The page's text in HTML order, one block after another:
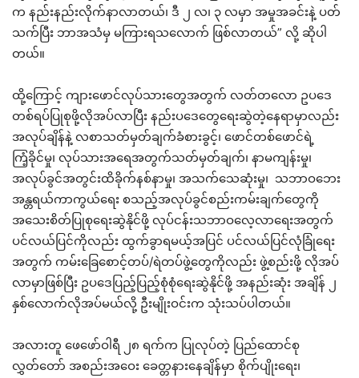
က နည်းနည်းလိုက်နာလာတယ်၊ ဒီ ၂ လ၊ ၃ လမှာ အမှုအခင်းနဲ့ ပတ်
သက်ပြီး ဘာအသံမှ မကြားရသလောက် ဖြစ်လာတယ်” လို့ ဆိုပါ
တယ်။
ထို့ကြောင့် ကျားဖောင်လုပ်သားတွေအတွက် လတ်တလော ဥပဒေ
တစ်ရပ်ပြုစုဖို့လိုအပ်လာပြီး နည်းပဒေတွေရေးဆွဲတဲ့နေရာမှာလည်း
အလုပ်ချိန်နဲ့ လစာသတ်မှတ်ချက်ခံစားခွင့်၊ ဖောင်တစ်ဖောင်ရဲ့
ကြံ့ခိုင်မှု၊ လုပ်သားအရေအတွက်သတ်မှတ်ချက်၊ နာမကျန်းမှု၊
အလုပ်ခွင်အတွင်းထိခိုက်နစ်နာမှု၊ အသက်သေဆုံးမှု၊ သဘာဝဘေး
အန္တရယ်ကာကွယ်ရေး စသည့်အလုပ်ခွင်စည်းကမ်းချက်တွေကို
အသေးစိတ်ပြုစုရေးဆွဲနိုင်ဖို့ လုပ်ငန်းသဘာဝလေ့လာရေးအတွက်
ပင်လယ်ပြင်ကိုလည်း ထွက်ခွာရမယ့်အပြင် ပင်လယ်ပြင်လုံခြုံရေး
အတွက် ကမ်းခြေစောင့်တပ်/ရဲတပ်ဖွဲ့တွေကိုလည်း ဖွဲ့စည်းဖို့ လိုအပ်
လာမှာဖြစ်ပြီး ဥပဒေပြည့်ပြည့်စုံစုံရေးဆွဲနိုင်ဖို့ အနည်းဆုံး အချိန် ၂
နှစ်လောက်လိုအပ်မယ်လို့ ဦးမျိုးဝင်းက သုံးသပ်ပါတယ်။
အလားတူ ဖေဖော်ဝါရီ ၂၈ ရက်က ပြုလုပ်တဲ့ ပြည်ထောင်စု
လွှတ်တော် အစည်းအဝေး ခေတ္တနားနေချိန်မှာ စိုက်ပျိုးရေး၊